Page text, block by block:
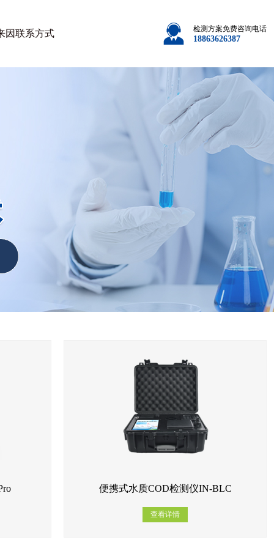
因联系方式 检测方案免费咨询电话
18863626387
便携式水质COD检测仪IN-BLC
查看详情